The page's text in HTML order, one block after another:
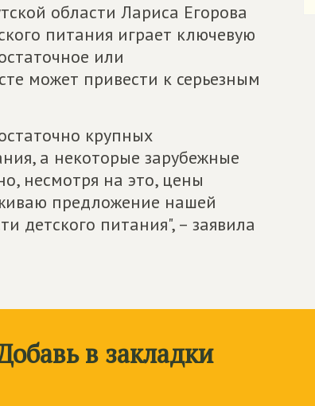
области Лариса Егорова
питания играет ключевую
или
может привести к серьезным
крупных
а некоторые зарубежные
несмотря на это, цены
предложение нашей
детского питания", – заявила
в закладки